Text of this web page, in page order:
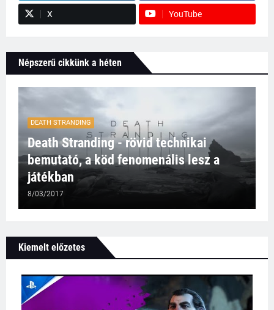
X YouTube
Népszerű cikkünk a héten
DEATH STRANDING
Death Stranding - rövid technikai
bemutató, a köd fenomenális lesz a
játékban
8/03/2017
Kiemelt előzetes